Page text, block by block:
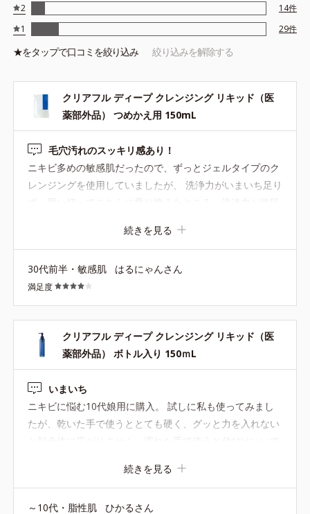
2
14件
1
29件
★をタップで口コミを絞り込み 絞り込みを解除する
クリアフル ディープ クレンジング リキッド（医
薬部外品） つめかえ用 150mL
毛穴汚れのスッキリ感あり！
ニキビ多めの敏感肌だったので、ずっとジェルタイプのク
レンジングを使用していましたが、 洗浄力がいまいち足り
ず、思い切ってこちらに乗り換えたところ、洗浄力が格段
で、3プッシュ使って洗っています。 ツッパリ感がひどい
などもなく、洗うとスッキリします。オススメです
続きを見る
30代前半・敏感肌 はるにゃんさん
満足度
クリアフル ディープ クレンジング リキッド（医
薬部外品） ボトル入り 150ｍL
いまいち
ニキビに悩む10代娘用に購入。 試しに私も使ってみまし
たが、乾いた手で使うととても硬く、グッと力を入れない
とつるんとしていていいのですが... 私は普段オイルを使っ
ているんですが、リキッドってこんなもんなんでしょう
か？ タッチが軽ければ摩擦レスでいいんですが、重たくて
続きを見る
～10代・脂性肌 ひかるさん